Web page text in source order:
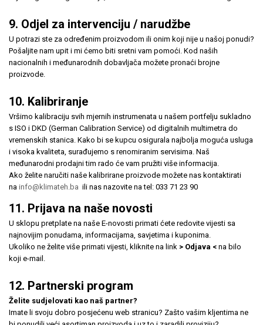
9. Odjel za intervenciju / narudžbe
U potrazi ste za određenim proizvodom ili onim koji nije u našoj ponudi?
Pošaljite nam upit i mi ćemo biti sretni vam pomoći. Kod naših
nacionalnih i međunarodnih dobavljača možete pronaći brojne
proizvode.
10. Kalibriranje
Vršimo kalibraciju svih mjernih instrumenata u našem portfelju sukladno
s ISO i DKD (German Calibration Service) od digitalnih multimetra do
vremenskih stanica. Kako bi se kupcu osigurala najbolja moguća usluga
i visoka kvaliteta, surađujemo s renomiranim servisima. Naš
međunarodni prodajni tim rado će vam pružiti više informacija.
Ako želite naručiti naše kalibrirane proizvode možete nas kontaktirati
na info@klimateh.ba ili nas nazovite na tel: 033 71 23 90
11. Prijava na naše novosti
U sklopu pretplate na naše E-novosti primati ćete redovite vijesti sa
najnovijim ponudama, informacijama, savjetima i kuponima.
Ukoliko ne želite više primati vijesti, kliknite na link > Odjava < na bilo
koji e-mail.
12. Partnerski program
Želite sudjelovati kao naš partner?
Imate li svoju dobro posjećenu web stranicu? Zašto vašim kljentima ne